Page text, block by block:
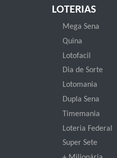
LOTERIAS
Mega Sena
Quina
Lotofacil
Dia de Sorte
Lotomania
Dupla Sena
Timemania
Loteria Federal
Super Sete